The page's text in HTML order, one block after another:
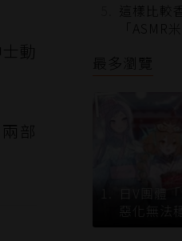
動
部
這樣比較
「ASMR
最多瀏覽
惡化無法
來去向